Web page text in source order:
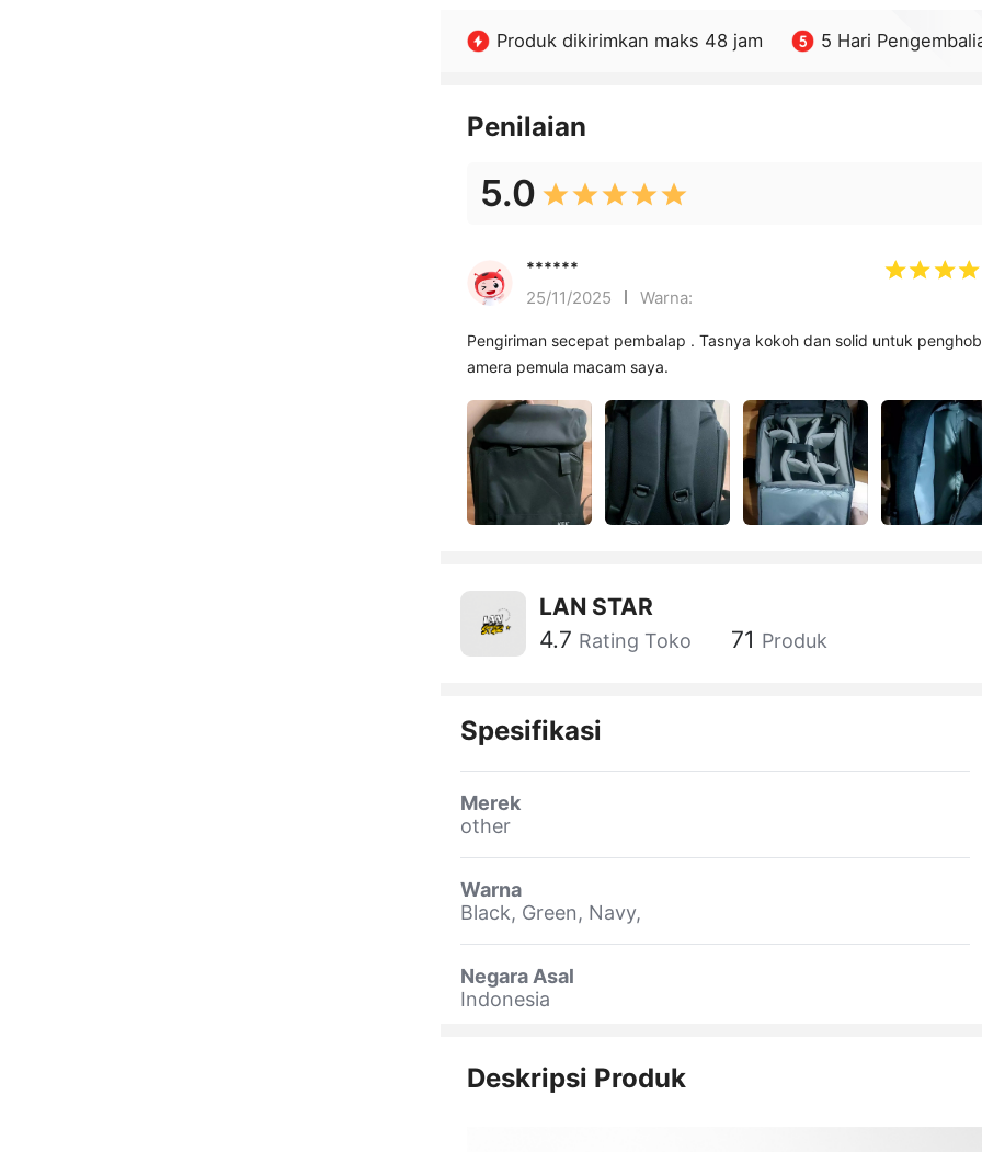
Produk dikirimkan maks 48 jam 5 Hari
Penilaian
5.0
******
25/11/2025 Warna: ‎ ‎ ‎
Pengiriman secepat pembalap . Tasnya kokoh dan solid untuk
amera pemula macam saya.
LAN STAR
4.7 Rating Toko 71 Produk
Spesifikasi
Merek
other
Warna
Black, Green, Navy, ‎ ‎ ‎
Negara Asal
Indonesia
Deskripsi Produk